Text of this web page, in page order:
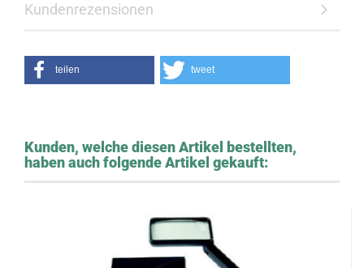
Kundenrezensionen
teilen tweet
Kunden, welche diesen Artikel bestellten,
haben auch folgende Artikel gekauft: